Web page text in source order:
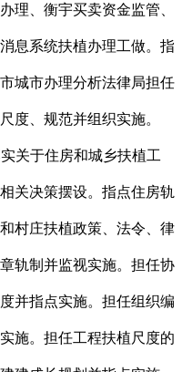
理、衡宇买卖资金监管、
息系统扶植办理工做。指
城市办理分析法律局担任
度、规范并组织实施。
关于住房和城乡扶植工
关决策摆设。指点住房轨
村庄扶植政策、法令、律
轨制并监视实施。担任协
并指点实施。担任组织编
施。担任工程扶植尺度的